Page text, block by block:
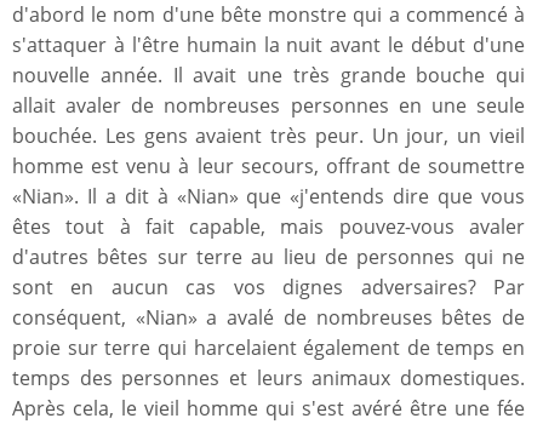
d'abord le nom d'une bête monstre qui a commencé à
s'attaquer à l'être humain la nuit avant le début d'une
nouvelle année. Il avait une très grande bouche qui
allait avaler de nombreuses personnes en une seule
bouchée. Les gens avaient très peur. Un jour, un vieil
homme est venu à leur secours, offrant de soumettre
«Nian». Il a dit à «Nian» que «j'entends dire que vous
êtes tout à fait capable, mais pouvez-vous avaler
d'autres bêtes sur terre au lieu de personnes qui ne
sont en aucun cas vos dignes adversaires? Par
conséquent, «Nian» a avalé de nombreuses bêtes de
proie sur terre qui harcelaient également de temps en
temps des personnes et leurs animaux domestiques.
Après cela, le vieil homme qui s'est avéré être une fée